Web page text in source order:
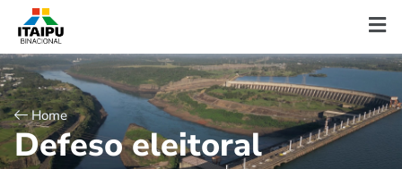
Home
Defeso eleitoral